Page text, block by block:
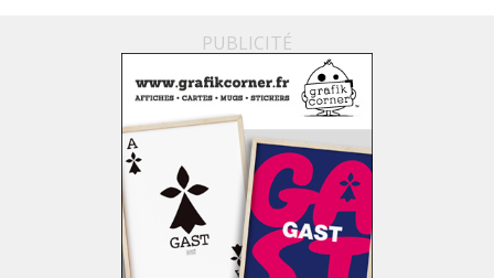
PUBLICITÉ